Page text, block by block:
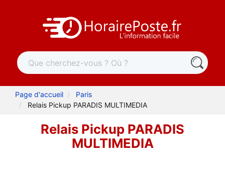
Page d'accueil
Paris
Relais Pickup PARADIS MULTIMEDIA
Relais Pickup PARADIS
MULTIMEDIA